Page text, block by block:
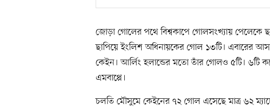
জোড়া গোলের পথে বিশ্বকাপে গোলসংখ্যায় পেলেকে
ছাপিয়ে ইংলিশ অধিনায়কের গোল ১৩টি। এবারের
কেইন। আর্লিং হলান্ডের মতো তাঁর গোলও ৫টি। ৬টি
এমবাপ্পে।
চলতি মৌসুমে কেইনের ৭২ গোল এসেছে মাত্র ৬২